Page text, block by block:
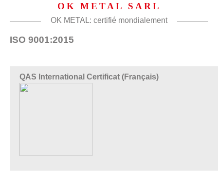
OK METAL SARL
OK METAL: certifié mondialement
ISO 9001:2015
QAS International Certificat (Français)